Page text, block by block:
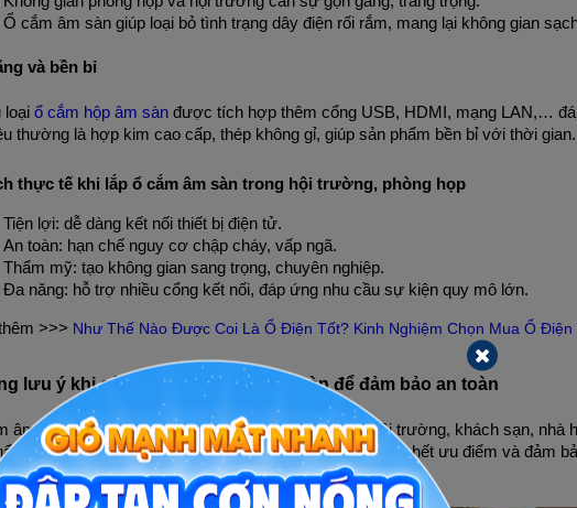
Ổ cắm âm sàn giúp loại bỏ tình trạng dây điện rối rắm, mang lại không gian
và bền bỉ
loại ổ cắm hộp âm sàn được tích hợp thêm cổng USB, HDMI, mạng LAN,…
thường là hợp kim cao cấp, thép không gỉ, giúp sản phẩm bền bỉ với thời gian.
thực tế khi lắp ổ cắm âm sàn trong hội trường, phòng họp
Tiện lợi: dễ dàng kết nối thiết bị điện tử.
An toàn: hạn chế nguy cơ chập cháy, vấp ngã.
Thẩm mỹ: tạo không gian sang trọng, chuyên nghiệp.
Đa năng: hỗ trợ nhiều cổng kết nối, đáp ứng nhu cầu sự kiện quy mô lớn.
>>> Như Thế Nào Được Coi Là Ổ Điện Tốt? Kinh Nghiệm Chọn Mua Ổ
lưu ý khi sử dụng ổ cắm hộp âm sàn để đảm bảo an toàn
âm sàn ngày càng phổ biến trong các văn phòng, hội trường, khách sạn, nhà
mỹ cao, gọn gàng và tiện lợi. Tuy nhiên, để khai thác hết ưu điểm và đảm
điểm dưới đây.